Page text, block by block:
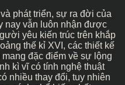
phát triển, sự ra đời của
nay vẫn luôn nhận được
yêu kiến trúc trên khắp
thế kỉ XVI, các thiết kế
đặc điểm về sự lộng
kì vĩ có tính nghệ thuật
nhiều thay đổi, tuy nhiên